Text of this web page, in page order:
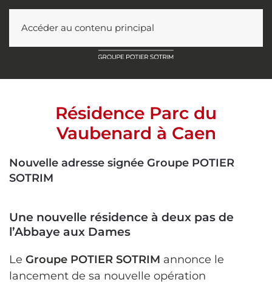
Accéder au contenu principal
Résidence Parc du
Vaubenard à Caen
Nouvelle adresse signée Groupe POTIER
SOTRIM
Une nouvelle résidence à deux pas de
l’Abbaye aux Dames
Le Groupe POTIER SOTRIM annonce le
lancement de sa nouvelle opération